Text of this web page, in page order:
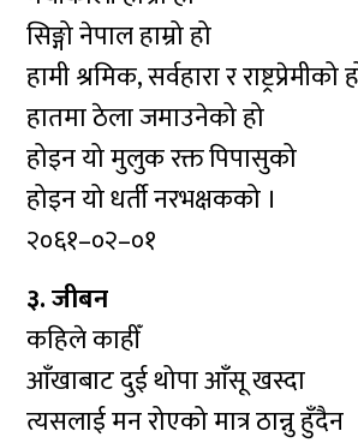
सिङ्गो नेपाल हाम्रो हो
हामी श्रमिक, सर्वहारा र राष्ट्रप्रेमीको
हातमा ठेला जमाउनेको हो
होइन यो मुलुक रक्त पिपासुको
होइन यो धर्ती नरभक्षकको ।
२०६१–०२–०१
३. जीबन
कहिले काहीँ
आँखाबाट दुई थोपा आँसू खस्दा
त्यसलाई मन रोएको मात्र ठान्नु हुँदैन